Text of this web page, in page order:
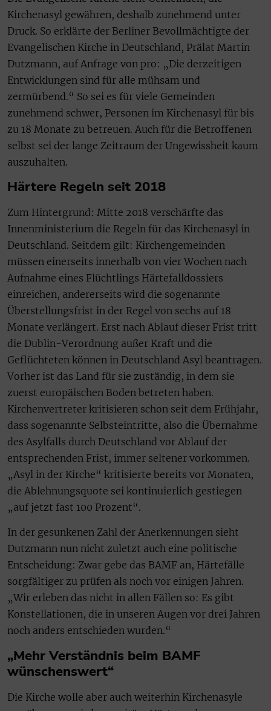
Kirchenasyl gewähren, deshalb zunehmend unter
Druck. So erklärte der Berliner Bevollmächtigte der
Evangelischen Kirche in Deutschland, Prälat Martin
Dutzmann, auf Anfrage von pro: „Die derzeitigen
Entwicklungen sind für alle mühsam und
zermürbend.“ So sei es für viele Gemeinden
zunehmend schwer, Personen im Kirchenasyl für bis
zu 18 Monate zu betreuen. Auch für die Betroffenen
selbst sei der lange Zeitraum der Ungewissheit kaum
auszuhalten.
Härtere Regeln seit 2018
Zum Hintergrund: Mitte 2018 verschärfte das
Innenministerium die Regeln für das Kirchenasyl in
Deutschland. Seitdem gilt: Kirchengemeinden
müssen einerseits innerhalb von vier Wochen nach
Aufnahme eines Flüchtlings Härtefalldossiers
einreichen, andererseits wird die sogenannte
Überstellungsfrist in der Regel von sechs auf 18
Monate verlängert. Erst nach Ablauf dieser Frist tritt
die Dublin-Verordnung außer Kraft und die
Geflüchteten können in Deutschland Asyl beantragen.
Vorher ist das Land für sie zuständig, in dem sie
zuerst europäischen Boden betreten haben.
Kirchenvertreter kritisieren schon seit dem Frühjahr,
dass sogenannte Selbsteintritte, also die Übernahme
des Asylfalls durch Deutschland vor Ablauf der
entsprechenden Frist, immer seltener vorkommen.
„Asyl in der Kirche“ kritisierte bereits vor Monaten,
die Ablehnungsquote sei kontinuierlich gestiegen
„auf jetzt fast 100 Prozent“.
In der gesunkenen Zahl der Anerkennungen sieht
Dutzmann nun nicht zuletzt auch eine politische
Entscheidung: Zwar gebe das BAMF an, Härtefälle
sorgfältiger zu prüfen als noch vor einigen Jahren.
„Wir erleben das nicht in allen Fällen so: Es gibt
Konstellationen, die in unseren Augen vor drei Jahren
noch anders entschieden wurden.“
„Mehr Verständnis beim BAMF
wünschenswert“
Die Kirche wolle aber auch weiterhin Kirchenasyle